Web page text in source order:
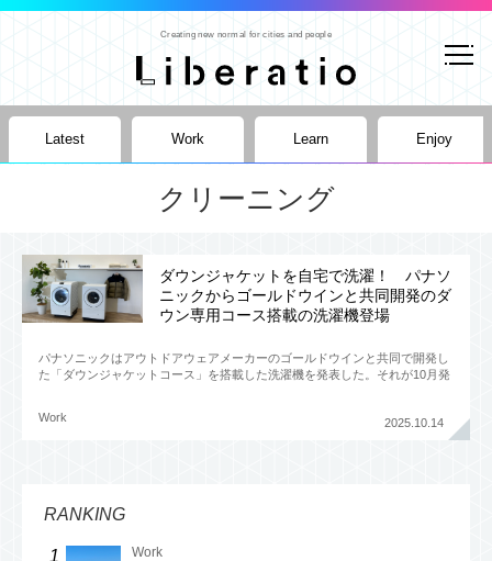
Creating new normal for cities and people
Latest Work Learn Enjoy
クリーニング
ダウンジャケットを自宅で洗濯！ パナソ
ニックからゴールドウインと共同開発のダ
ウン専用コース搭載の洗濯機登場
パナソニックはアウトドアウェアメーカーのゴールドウインと共同で開発し
た「ダウンジャケットコース」を搭載した洗濯機を発表した。それが10月発
2025.10.14
Work
RANKING
Work